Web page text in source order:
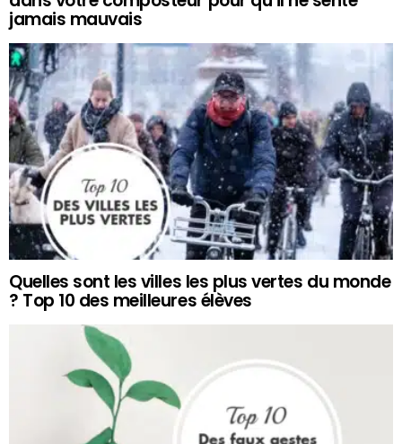
jamais mauvais
Quelles sont les villes les plus vertes du monde
? Top 10 des meilleures élèves